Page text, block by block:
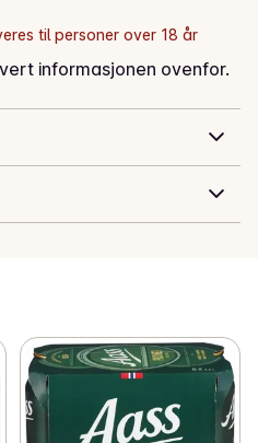
til personer over 18 år
informasjonen ovenfor.